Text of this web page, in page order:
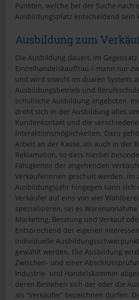
Punkten, welche bei der Suche nach
Ausbildungsplatz entscheidend sein
Ausbildung zum
Die Ausbildung dauert, im
Einzelhandelskauffrau /-mann nur
und wird sowohl im dualen System,
Ausbildungsbetrieb und
schulische Ausbildung angeboten.
dreht sich in der Ausbildung alles
Kundenkontakt und die
Interaktionsmöglichkeiten. Dazu
Arbeit an der Kasse, als auch in der
Reklamation, so dass hierbei
Fähigkeiten der angehenden
Verkäuferinnen geschult werden. Im
Ausbildungsjahr hingegen kann sich
Verkäufer auf eins von vier
spezialisieren, sei es
Marketing, Beratung und Verkauf
Entsprechend der eigenen
individuelle
gewählt werden. Die Ausbildung
Zwischen- und einer
Industrie- und Handelskammer
deren Bestehen sich der oder die
als “Verkäufer” bezeichnen dürfen.